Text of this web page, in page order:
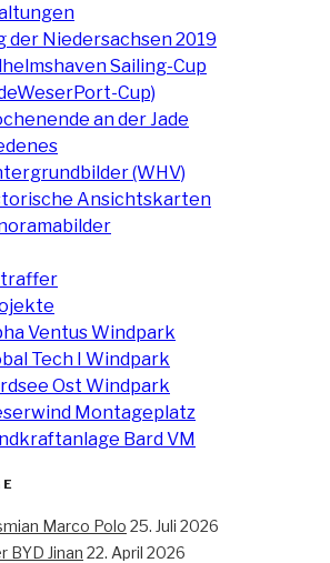
der Niedersachsen 2019
Sailing-Cup
Cup)
an der Jade
(WHV)
Ansichtskarten
Ventus Windpark
Tech I Windpark
Ost Windpark
Montageplatz
Bard VM
Marco Polo 25. Juli 2026
Jinan 22. April 2026